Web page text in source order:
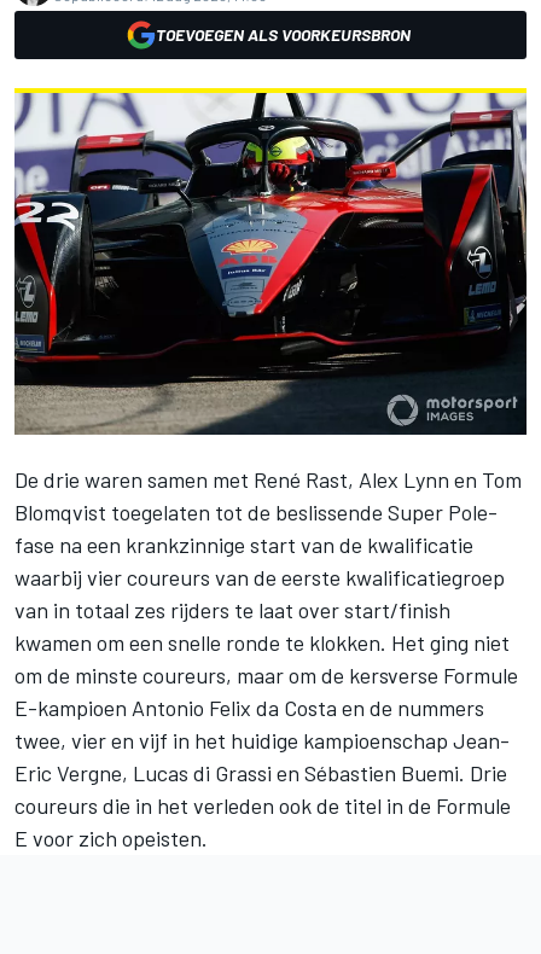
TOEVOEGEN ALS VOORKEURSBRON
De drie waren samen met René Rast, Alex Lynn en Tom
Blomqvist toegelaten tot de beslissende Super Pole-
fase na een krankzinnige start van de kwalificatie
waarbij vier coureurs van de eerste kwalificatiegroep
van in totaal zes rijders te laat over start/finish
kwamen om een snelle ronde te klokken. Het ging niet
om de minste coureurs, maar om de kersverse Formule
E-kampioen Antonio Felix da Costa en de nummers
twee, vier en vijf in het huidige kampioenschap Jean-
Eric Vergne, Lucas di Grassi en Sébastien Buemi. Drie
coureurs die in het verleden ook de titel in de Formule
E voor zich opeisten.